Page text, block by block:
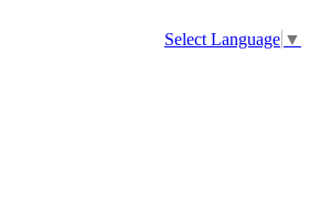
Select Language ▼